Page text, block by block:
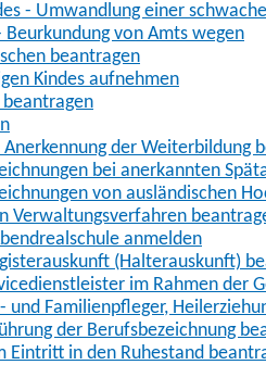
- Umwandlung einer
von Amts wegen
beantragen
Kindes aufnehmen
der Weiterbildung
bei anerkannten
von ausländischen
Verwaltungsverfahren
anmelden
(Halterauskunft)
im Rahmen der
Familienpfleger,
der Berufsbezeichnung
Eintritt in den Ruhestand